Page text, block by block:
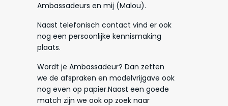
Ambassadeurs en mij (Malou).
Naast telefonisch contact vind er ook
nog een persoonlijke kennismaking
plaats.
Wordt je Ambassadeur? Dan zetten
we de afspraken en modelvrijgave ook
nog even op papier.Naast een goede
match zijn we ook op zoek naar